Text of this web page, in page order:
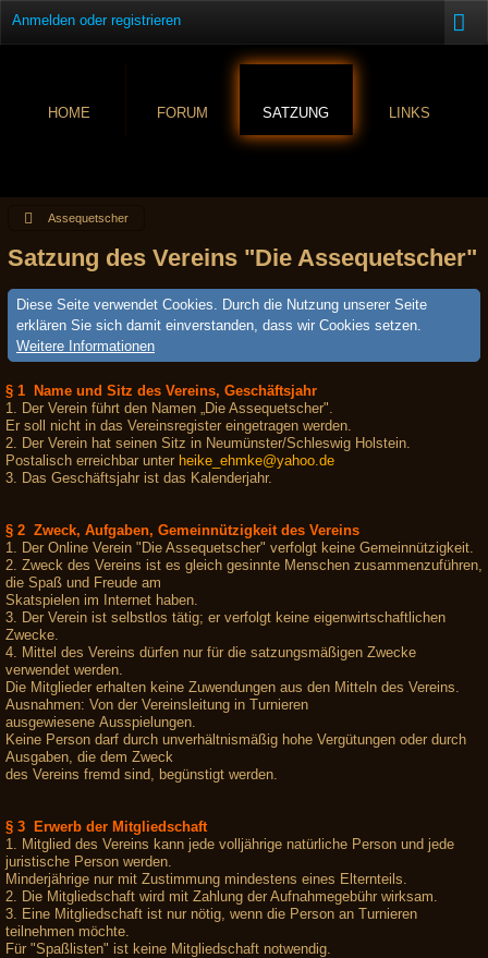
Anmelden oder registrieren
HOME FORUM SATZUNG LINKS
Assequetscher
Satzung des Vereins "Die Assequetscher"
Diese Seite verwendet Cookies. Durch die Nutzung unserer Seite
erklären Sie sich damit einverstanden, dass wir Cookies setzen.
Weitere Informationen
§ 1 Name und Sitz des Vereins, Geschäftsjahr
1. Der Verein führt den Namen „Die Assequetscher".
Er soll nicht in das Vereinsregister eingetragen werden.
2. Der Verein hat seinen Sitz in Neumünster/Schleswig Holstein.
Postalisch erreichbar unter heike_ehmke@yahoo.de
3. Das Geschäftsjahr ist das Kalenderjahr.
§ 2 Zweck, Aufgaben, Gemeinnützigkeit des Vereins
1. Der Online Verein "Die Assequetscher" verfolgt keine Gemeinnützigkeit.
2. Zweck des Vereins ist es gleich gesinnte Menschen zusammenzuführen,
die Spaß und Freude am
Skatspielen im Internet haben.
3. Der Verein ist selbstlos tätig; er verfolgt keine eigenwirtschaftlichen
Zwecke.
4. Mittel des Vereins dürfen nur für die satzungsmäßigen Zwecke
verwendet werden.
Die Mitglieder erhalten keine Zuwendungen aus den Mitteln des Vereins.
Ausnahmen: Von der Vereinsleitung in Turnieren
ausgewiesene Ausspielungen.
Keine Person darf durch unverhältnismäßig hohe Vergütungen oder durch
Ausgaben, die dem Zweck
des Vereins fremd sind, begünstigt werden.
§ 3 Erwerb der Mitgliedschaft
1. Mitglied des Vereins kann jede volljährige natürliche Person und jede
juristische Person werden.
Minderjährige nur mit Zustimmung mindestens eines Elternteils.
2. Die Mitgliedschaft wird mit Zahlung der Aufnahmegebühr wirksam.
3. Eine Mitgliedschaft ist nur nötig, wenn die Person an Turnieren
teilnehmen möchte.
Für "Spaßlisten" ist keine Mitgliedschaft notwendig.